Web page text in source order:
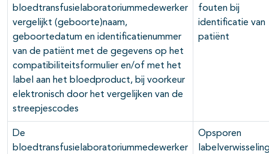
bloedtransfusielaboratoriummedewerker
vergelijkt (geboorte)naam,
geboortedatum en identificatienummer
van de patiënt met de gegevens op het
compatibiliteitsformulier en/of met het
label aan het bloedproduct, bij voorkeur
elektronisch door het vergelijken van de
streepjescodes
fouten bij
identificatie van
patiënt
De
bloedtransfusielaboratoriummedewerker
Opsporen